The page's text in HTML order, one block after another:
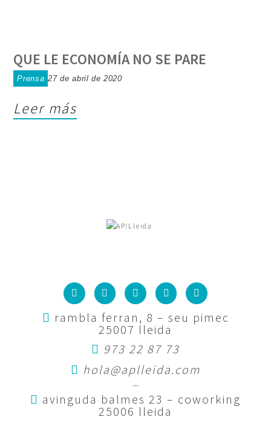
QUE LE ECONOMÍA NO SE PARE
Prensa 27 de abril de 2020
Leer más
rambla ferran, 8 – seu pimec
25007 lleida
973 22 87 73
hola@aplleida.com
—
avinguda balmes 23 – coworking
25006 lleida